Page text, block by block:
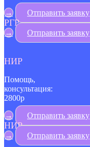
→
Отправить заявку
РГР
→ Отправить заявку
НИР
Помощь,
консультация:
2800р
→
Отправить заявку
НИР
→ Отправить заявку